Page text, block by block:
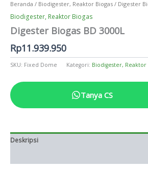
Beranda / Biodigester, Reaktor Biogas / Digester
Biodigester, Reaktor Biogas
Digester Biogas BD 3000L
Rp11.939.950
SKU: Fixed Dome Kategori: Biodigester, Reaktor
Tanya CS
Deskripsi